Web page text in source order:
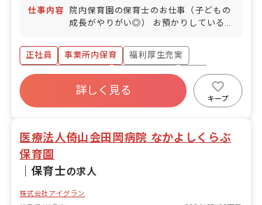
仕事内容
院内保育園の保育士のお仕事（子どもの
成長がやりがい◎） お預かりしている子
食事・睡眠・排泄・清潔・衣類の着脱等
・集団生活を通じた社会性の装着 ・行事
の計画・実行、お知らせの作成
正社員 事業所内保育
福利厚生充実
ボーナス・賞与あり
社会保険完備
有給
昇給昇進あり
産休育休制度
詳しく見る
キープ
医療法人倚山会田岡病院 なかよしくらぶ
保育園
保育士の求人
株式会社アイグラン